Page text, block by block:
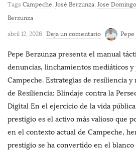
Tags Campeche José Berzunza Jose
Berzunza
abril 12, 2026 Deja un comentario Pepe
Pepe Berzunza presenta el manual
denuncias, linchamientos mediáticos
Campeche. Estrategias de resiliencia y
de Resiliencia: Blindaje contra la
Digital En el ejercicio de la vida
prestigio es el activo más valioso que
en el contexto actual de Campeche,
prestigio se ha convertido en el